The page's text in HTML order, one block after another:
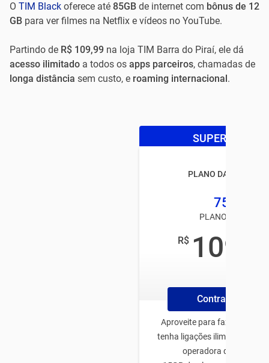
O TIM Black oferece até 85GB de internet com bônus de 12
GB para ver filmes na Netflix e vídeos no YouTube.
Partindo de R$ 109,99 na loja TIM Barra do Piraí, ele dá
acesso ilimitado a todos os apps parceiros, chamadas de
longa distância sem custo, e roaming internacional.
SUPER OFERTA
PLANO DA TIM
75GB
PLANO TIM PÓS
R$ 109
Contrate Online
Aproveite para fazer o plano
tenha ligações ilimitadas
operadora de todo